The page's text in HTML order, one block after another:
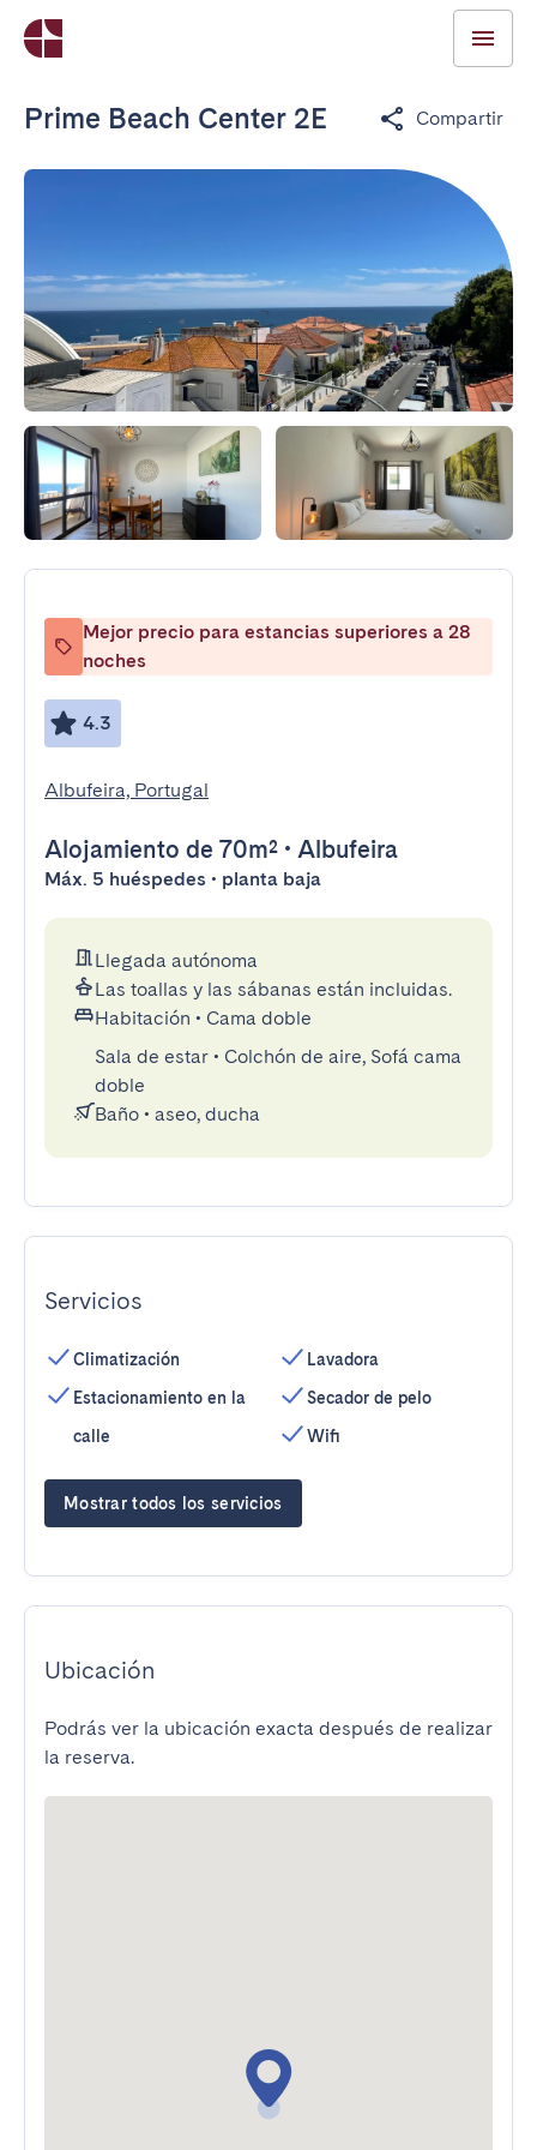
Prime Beach Center 2E Compartir
Mejor precio para estancias superiores a 28
noches
4.3
Albufeira, Portugal
Alojamiento de 70m² • Albufeira
Máx. 5 huéspedes • planta baja
Llegada autónoma
Las toallas y las sábanas están incluidas.
Habitación • Cama doble
Sala de estar • Colchón de aire, Sofá cama
doble
Baño • aseo, ducha
Servicios
Climatización
Estacionamiento en la
calle
Lavadora
Secador de pelo
Wifi
Mostrar todos los servicios
Ubicación
Podrás ver la ubicación exacta después de realizar
la reserva.